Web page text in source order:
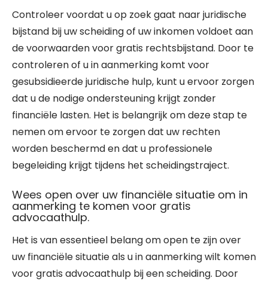
Controleer voordat u op zoek gaat naar juridische
bijstand bij uw scheiding of uw inkomen voldoet aan
de voorwaarden voor gratis rechtsbijstand. Door te
controleren of u in aanmerking komt voor
gesubsidieerde juridische hulp, kunt u ervoor zorgen
dat u de nodige ondersteuning krijgt zonder
financiële lasten. Het is belangrijk om deze stap te
nemen om ervoor te zorgen dat uw rechten
worden beschermd en dat u professionele
begeleiding krijgt tijdens het scheidingstraject.
Wees open over uw financiële situatie om in
aanmerking te komen voor gratis
advocaathulp.
Het is van essentieel belang om open te zijn over
uw financiële situatie als u in aanmerking wilt komen
voor gratis advocaathulp bij een scheiding. Door